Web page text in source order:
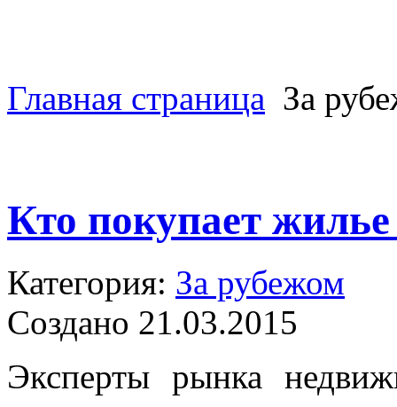
Главная страница За
Кто покупает
Категория: За рубежом
Создано 21.03.2015
Эксперты рынка